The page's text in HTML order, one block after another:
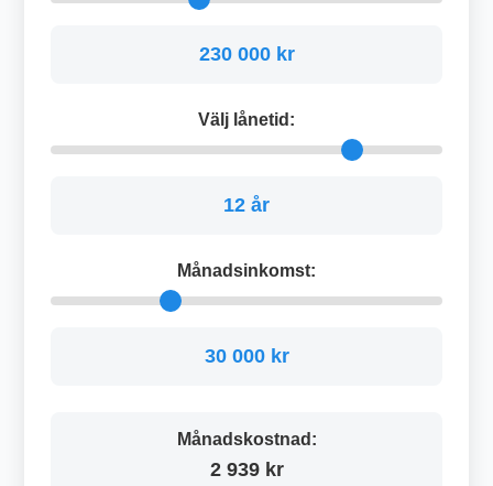
230 000 kr
Välj lånetid:
12 år
Månadsinkomst:
30 000 kr
Månadskostnad:
2 939 kr